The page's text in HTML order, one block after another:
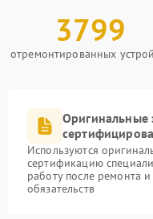
3799
отремонтированных
Оригинальные
Используются
сертификацию
работу после ремонта
обязательств